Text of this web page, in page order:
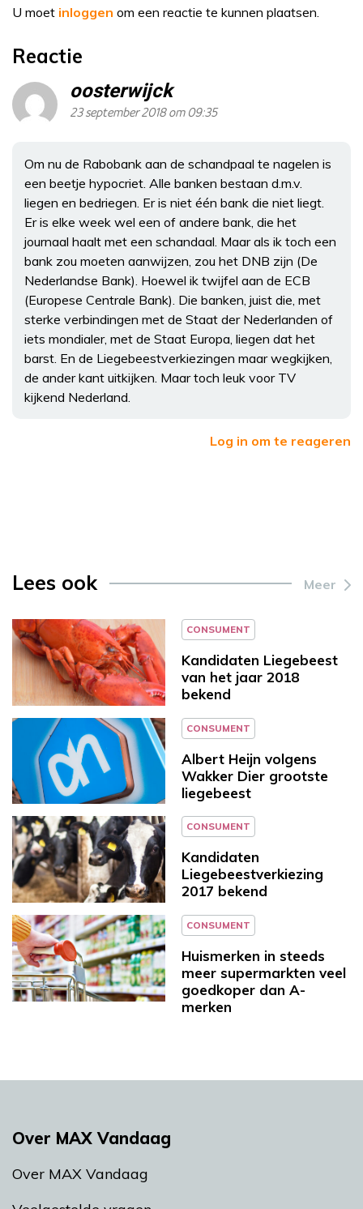
U moet inloggen om een reactie te kunnen plaatsen.
Reactie
oosterwijck
23 september 2018 om 09:35
Om nu de Rabobank aan de schandpaal te nagelen is
een beetje hypocriet. Alle banken bestaan d.m.v.
liegen en bedriegen. Er is niet één bank die niet liegt.
Er is elke week wel een of andere bank, die het
journaal haalt met een schandaal. Maar als ik toch een
bank zou moeten aanwijzen, zou het DNB zijn (De
Nederlandse Bank). Hoewel ik twijfel aan de ECB
(Europese Centrale Bank). Die banken, juist die, met
sterke verbindingen met de Staat der Nederlanden of
iets mondialer, met de Staat Europa, liegen dat het
barst. En de Liegebeestverkiezingen maar wegkijken,
de ander kant uitkijken. Maar toch leuk voor TV
kijkend Nederland.
Log in om te reageren
Lees ook Meer
CONSUMENT
Kandidaten Liegebeest
van het jaar 2018
bekend
CONSUMENT
Albert Heijn volgens
Wakker Dier grootste
liegebeest
CONSUMENT
Kandidaten
Liegebeestverkiezing
2017 bekend
CONSUMENT
Huismerken in steeds
meer supermarkten veel
goedkoper dan A-
merken
Over MAX Vandaag
Over MAX Vandaag